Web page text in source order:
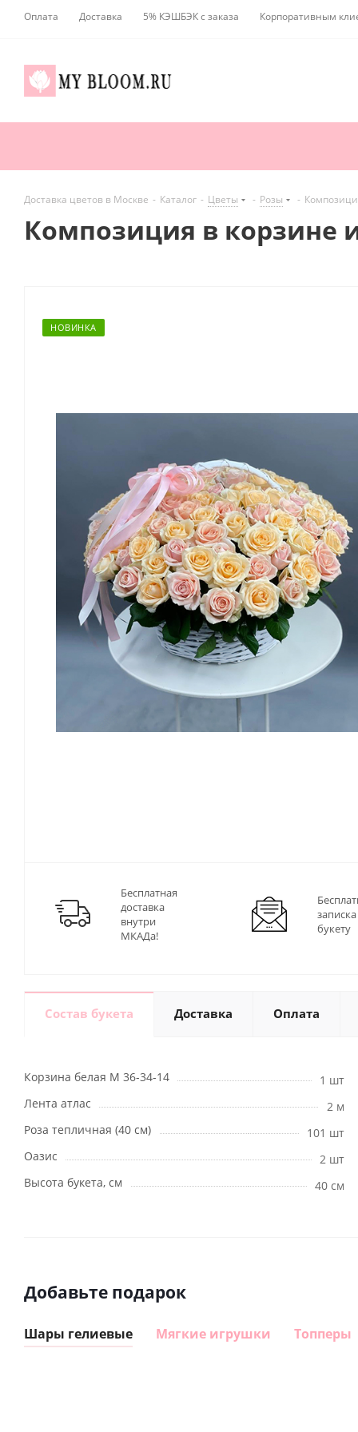
Оплата Доставка 5% КЭШБЭК с заказа Корпоративным
Доставка цветов в Москве - Каталог - Цветы - Розы -
Композиция в корзине
НОВИНКА
Бесплатная
доставка
внутри
МКАДа!
букету
Состав букета Доставка Оплата
Корзина белая М 36-34-14
1 шт
Лента атлас
2 м
Роза тепличная (40 см)
101 шт
Оазис
2 шт
Высота букета, см
40 см
Добавьте подарок
Шары гелиевые Мягкие игрушки Топперы